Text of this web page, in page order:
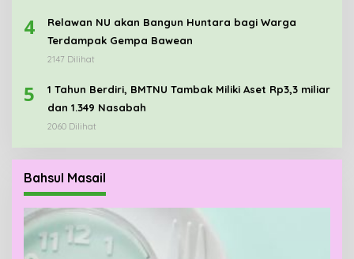
4
Relawan NU akan Bangun Huntara bagi Warga
Terdampak Gempa Bawean
2147 Dilihat
5
1 Tahun Berdiri, BMTNU Tambak Miliki Aset Rp3,3 miliar
dan 1.349 Nasabah
2060 Dilihat
Bahsul Masail